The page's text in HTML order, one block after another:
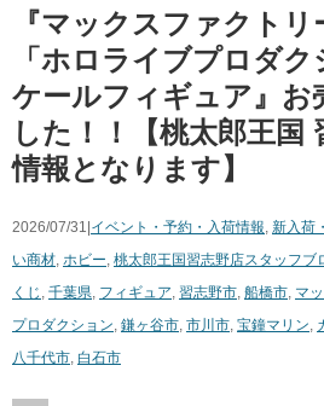
『マックスファクト
「ホロライブプロダ
ケールフィギュア』お
した！！【桃太郎王国
情報となります】
2026/07/31| イベント・予約・入荷情報, 新入荷
い商材, ホビー, 桃太郎王国習志野店スタッフブ
くじ , 千葉県, フィギュア, 習志野市, 船橋市, マ
プロダクション, 鎌ヶ谷市, 市川市, 宝鐘マリン,
八千代市, 白石市